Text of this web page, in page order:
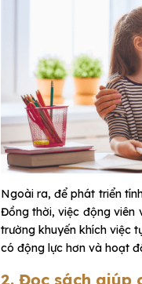
Ngoài ra, để phát triển
Đồng thời, việc động viên
trường khuyến khích việc
có động lực hơn và hoạt
2. Đọc sách giúp